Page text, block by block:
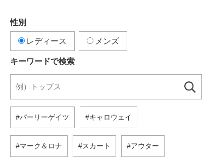
性別
レディース メンズ
キーワードで検索
パーリーゲイツ キャロウェイ
マーク＆ロナ スカート アウター